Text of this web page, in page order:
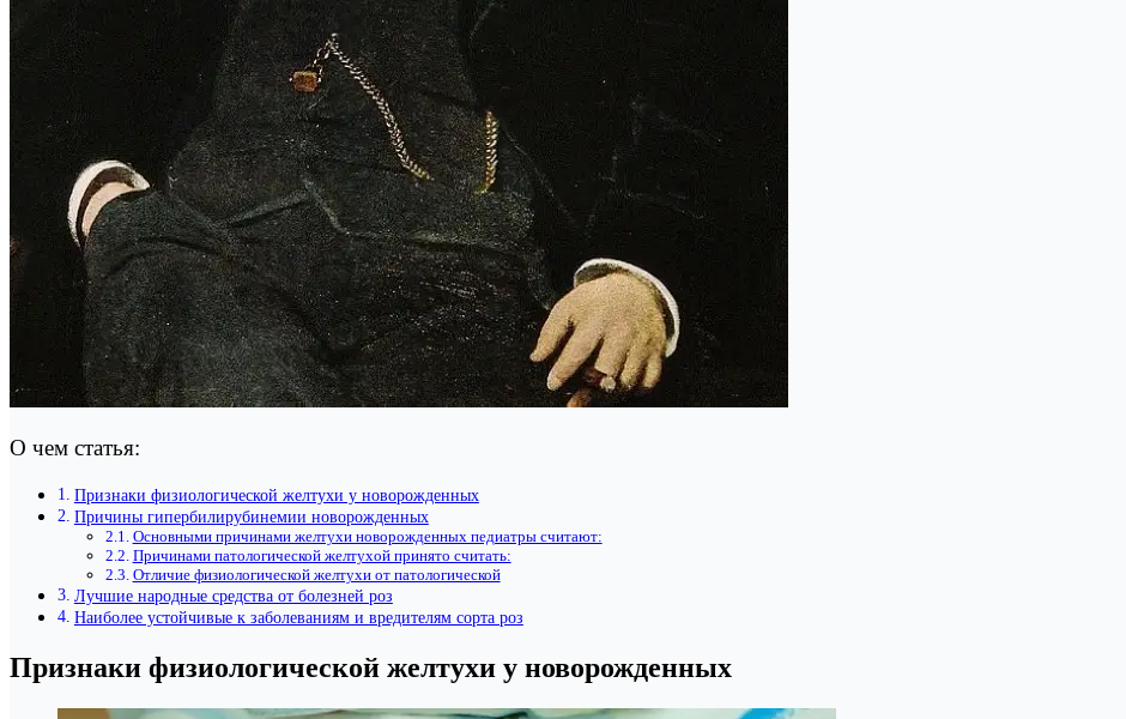
О чем статья:
Признаки физиологической желтухи у новорожденных
Причины гипербилирубинемии новорожденных
Основными причинами желтухи новорожденных педиатры считают:
Причинами патологической желтухой принято считать:
Отличие физиологической желтухи от патологической
Лучшие народные средства от болезней роз
Наиболее устойчивые к заболеваниям и вредителям сорта роз
Признаки физиологической желтухи у новорожденных